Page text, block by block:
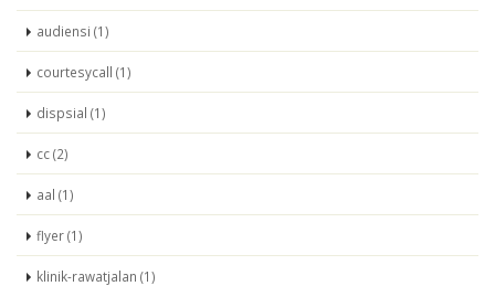
audiensi (1)
courtesycall (1)
dispsial (1)
cc (2)
aal (1)
flyer (1)
klinik-rawatjalan (1)